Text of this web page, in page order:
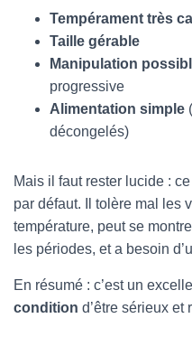
Tempérament très
Taille gérable
Manipulation
progressive
Alimentation simple
décongelés)
Mais il faut rester lucide :
par défaut. Il tolère mal les
température, peut se
les périodes, et a besoin
En résumé : c’est un
condition d’être sérieux et